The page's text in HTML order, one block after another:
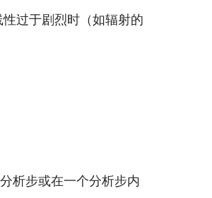
过于剧烈时（如辐射的
析步或在一个分析步内